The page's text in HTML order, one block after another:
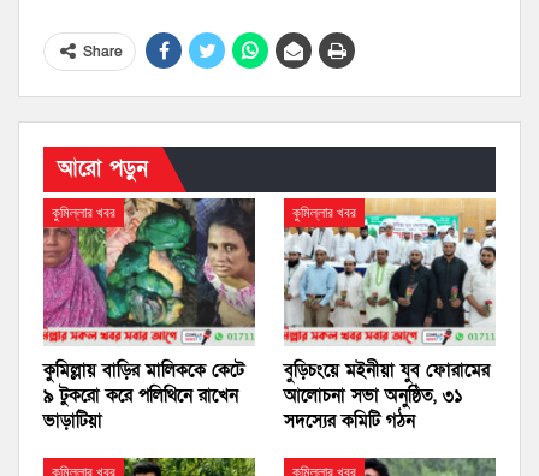
Share
আরো পড়ুন
কুমিল্লার খবর
কুমিল্লায় বাড়ির মালিককে কেটে
৯ টুকরো করে পলিথিনে রাখেন
ভাড়াটিয়া
কুমিল্লার খবর
বুড়িচংয়ে মইনীয়া যুব ফোরামের
আলোচনা সভা অনুষ্ঠিত, ৩১
সদস্যের কমিটি গঠন